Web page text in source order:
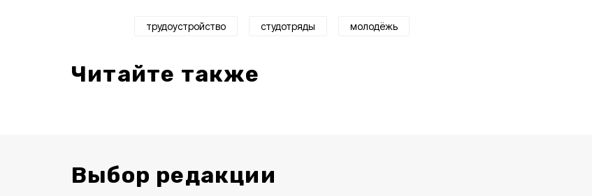
трудоустройство студотряды молодёжь
Читайте также
Выбор редакции